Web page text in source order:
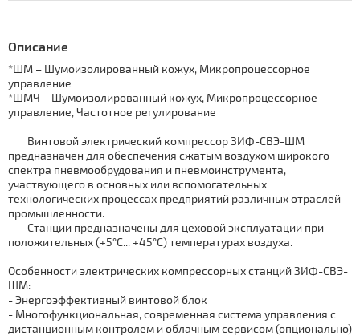
Описание
*ШМ – Шумоизолированный кожух, Микропроцессорное
управление
*ШМЧ – Шумоизолированный кожух, Микропроцессорное
управление, Частотное регулирование
Винтовой электрический компрессор ЗИФ-СВЭ-ШМ
предназначен для обеспечения сжатым воздухом широкого
спектра пневмообрудования и пневмоинструмента,
участвующего в основных или вспомогательных
технологических процессах предприятий различных отраслей
промышленности.
Станции предназначены для цеховой эксплуатации при
положительных (+5°С... +45°С) температурах воздуха.
Особенности электрических компрессорных станций ЗИФ-СВЭ-
ШМ:
- Энергоэффективный винтовой блок
- Многофункциональная, современная система управления с
дистанционным контролем и облачным сервисом (опционально)